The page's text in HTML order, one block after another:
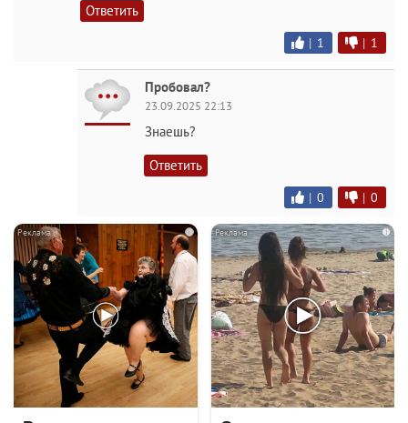
Ответить
| 1 | 1
Пробовал?
23.09.2025 22:13
Знаешь?
Ответить
| 0 | 0
i i